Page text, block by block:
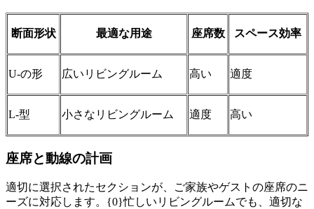
断面形状 最適な用途 座席数 スペース効率
U-の形 広いリビングルーム 高い 適度
L-型 小さなリビングルーム 適度 高い
座席と動線の計画
適切に選択されたセクションが、ご家族やゲストの座席のニ
ーズに対応します。{0}忙しいリビングルームでも、適切な